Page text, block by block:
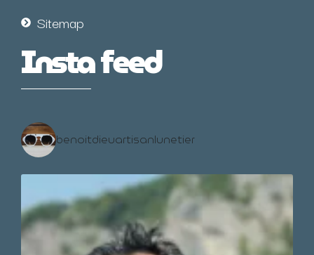
Sitemap
Insta feed
benoitdieuartisanlunetier